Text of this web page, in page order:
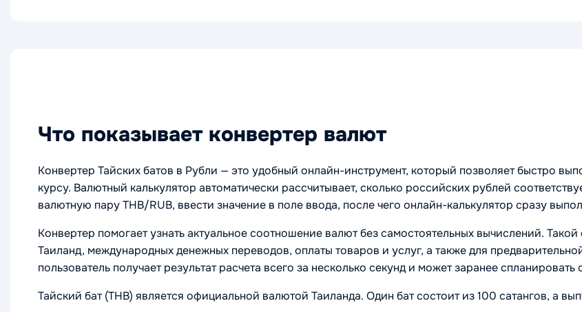
Что показывает конвертер валют
Конвертер Тайских батов в Рубли — это удобный онлайн-инструмент, который позволяет быстро
курсу. Валютный калькулятор автоматически рассчитывает, сколько российских рублей
валютную пару THB/RUB, ввести значение в поле ввода, после чего онлайн-калькулятор сразу
Конвертер помогает узнать актуальное соотношение валют без самостоятельных вычислений.
Таиланд, международных денежных переводов, оплаты товаров и услуг, а также для
пользователь получает результат расчета всего за несколько секунд и может заранее
Тайский бат (THB) является официальной валютой Таиланда. Один бат состоит из 100 сатангов, а